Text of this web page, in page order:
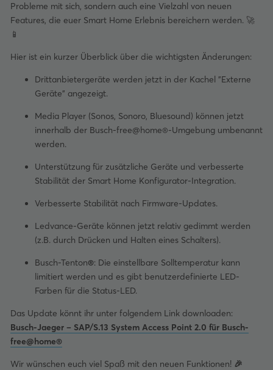
Probleme mit sich, sondern auch eine Vielzahl von neuen
Features, die euer Smart Home Erlebnis bereichern werden. 🚀
📱
Hier ist ein kurzer Überblick über die wichtigsten Änderungen:
Drittanbietergeräte werden jetzt in der Kachel "Externe
Geräte" angezeigt.
Media Player (Sonos, Sonoro, Bluesound) können jetzt
innerhalb der Busch-free@home®-Umgebung umbenannt
werden.
Unterstützung für zusätzliche Geräte und verbesserte
Stabilität der Smart Home Konfigurator-Integration.
Verbesserte Stabilität nach Firmware-Updates.
Ledvance-Geräte können jetzt relativ gedimmt werden
(z.B. durch Drücken und Halten eines Schalters).
Busch-Tenton®: Die einstellbare Solltemperatur kann
limitiert werden und es gibt benutzerdefinierte LED-
Farben für die Status-LED.
Das Update könnt ihr unter folgendem Link downloaden:
Busch-Jaeger – SAP/S.13 System Access Point 2.0 für Busch-
free@home®
Wir wünschen euch viel Spaß mit den neuen Funktionen! 🎉